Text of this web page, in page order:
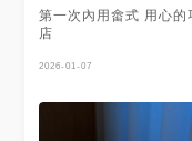
第一次內用畬式 用心的
店
2026-01-07